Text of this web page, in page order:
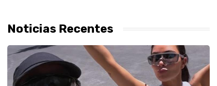
Noticias Recentes